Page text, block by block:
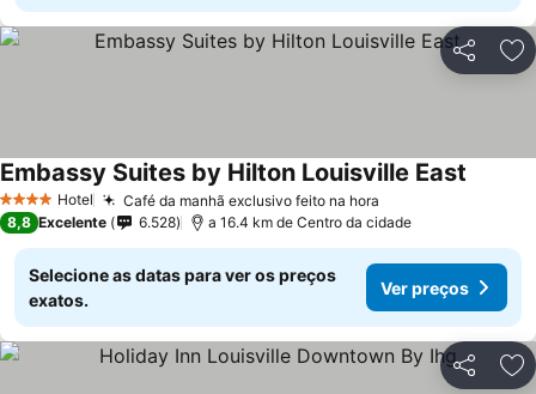
Partilhar
4 EstrelasHotel Café da manhã exclusivo feito na hora
Embassy Suites by Hilton Louisville East
8,8 Excelente 6.528 a 16.4 km de Centro da cidade
Selecione as datas para ver os preços
exatos.
Ver preços
Partilhar